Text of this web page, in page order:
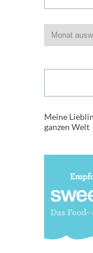
Meine
ganzen Welt